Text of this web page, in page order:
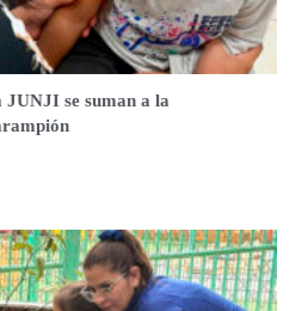
JUNJI se suman a la